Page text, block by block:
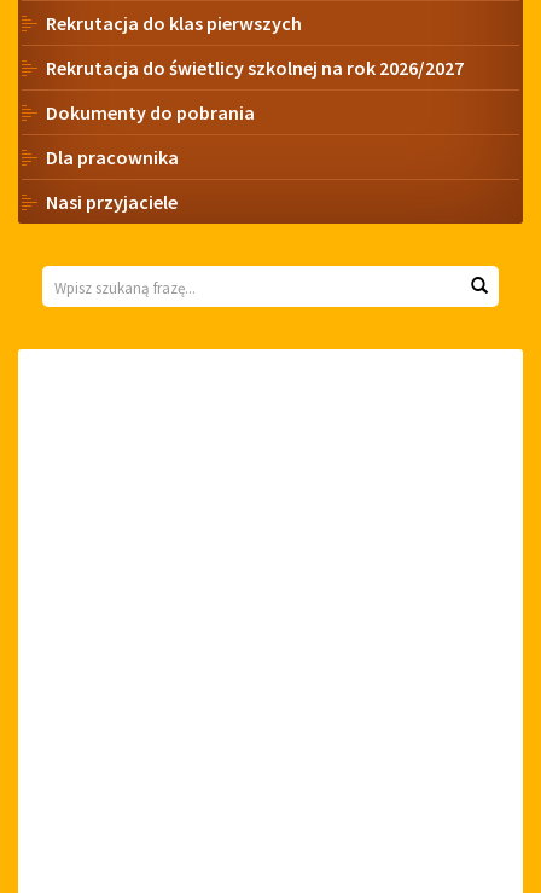
Rekrutacja do klas pierwszych
Rekrutacja do świetlicy szkolnej na rok 2026/2027
Dokumenty do pobrania
Dla pracownika
Nasi przyjaciele
Wyszukiwarka